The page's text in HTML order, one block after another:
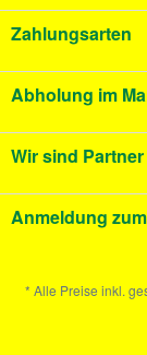
Zahlungsarten
Abholung im
Wir sind
Anmeldung
* Alle Preise inkl.